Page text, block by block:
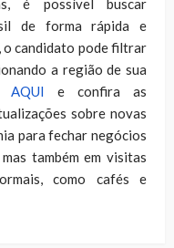
é possível buscar
de forma rápida e
o candidato pode filtrar
a região de sua
AQUI e confira as
sobre novas
para fechar negócios
também em visitas
como cafés e